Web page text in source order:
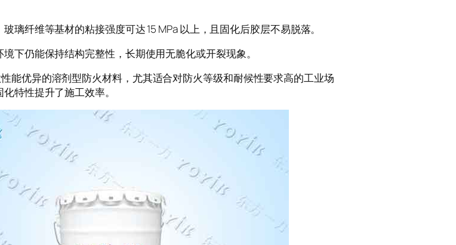
璃纤维等基材的粘接强度可达 15 MPa 以上，且固化后胶层不易脱落。
下仍能保持结构完整性，长期使用无脆化或开裂现象。
能优异的溶剂型防火材料，尤其适合对防火等级和耐候性要求高的工业场
特性提升了施工效率。